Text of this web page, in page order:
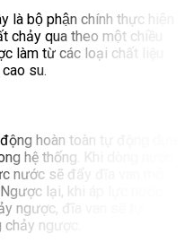
là bộ phận chính thực hiện
chảy qua theo một chiều
làm từ các loại chất liệu
su.
hoàn toàn tự động dựa
hệ thống. Khi dòng nước
nước sẽ đẩy đĩa van mở
lại, khi áp lực nước
ngược, đĩa van sẽ tự
chảy ngược.